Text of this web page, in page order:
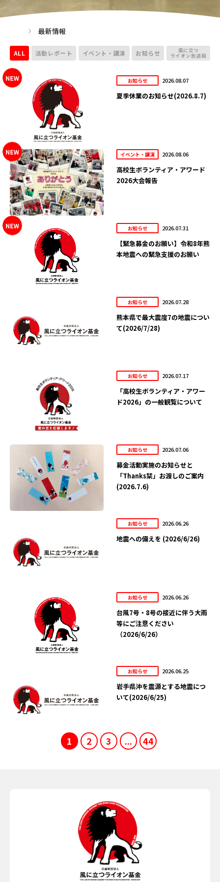
最新情報
ALL 活動レポート イベント・講演 お知らせ 風に立つ
ライオン放送局
お知らせ 2026.08.07
夏季休業のお知らせ(2026.8.7)
イベント・講演 2026.08.06
高校生ボランティア・アワード
2026大会報告
お知らせ 2026.07.31
【緊急募金のお願い】令和8年熊
本地震への緊急支援のお願い
お知らせ 2026.07.28
熊本県で最大震度7の地震につい
て(2026/7/28)
お知らせ 2026.07.17
「高校生ボランティア・アワー
ド2026」の一般観覧について
お知らせ 2026.07.06
募金活動実施のお知らせと
「Thanks栞」お渡しのご案内
(2026.7.6)
お知らせ 2026.06.26
地震への備えを (2026/6/26)
お知らせ 2026.06.26
台風7号・8号の接近に伴う大雨
等にご注意ください
（2026/6/26）
お知らせ 2026.06.25
岩手県沖を震源とする地震につ
いて(2026/6/25)
1 2 3 ... 44